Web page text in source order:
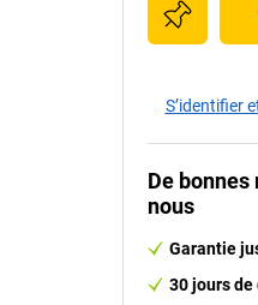
S’identifier
De
nous
Garantie
30 jours